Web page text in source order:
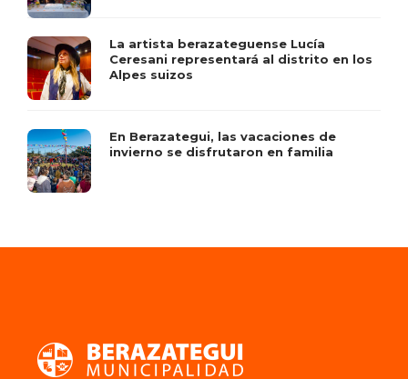
La artista berazateguense Lucía
Ceresani representará al distrito en los
Alpes suizos
En Berazategui, las vacaciones de
invierno se disfrutaron en familia